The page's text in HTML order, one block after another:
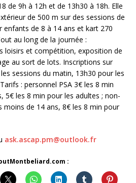
de 9h à 12h et de 13h30 à 18h. Elle
de 500 m sur des sessions de
enfants de 8 à 14 ans et kart 270
au long de la journée :
loisirs et compétition, exposition de
au sort de lots. Inscriptions sur
sessions du matin, 13h30 pour les
: personnel PSA 3€ les 8 min
5€ les 8 min pour les adultes ; non-
moins de 14 ans, 8€ les 8 min pour
ask.ascap.pm@outlook.fr
: